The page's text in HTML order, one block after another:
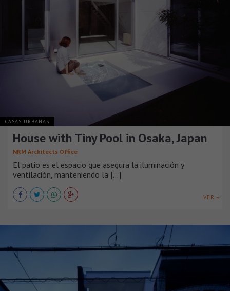
CASAS URBANAS
House with Tiny Pool in Osaka, Japan
NRM Architects Office
El patio es el espacio que asegura la iluminación y
ventilación, manteniendo la [...]
VER +